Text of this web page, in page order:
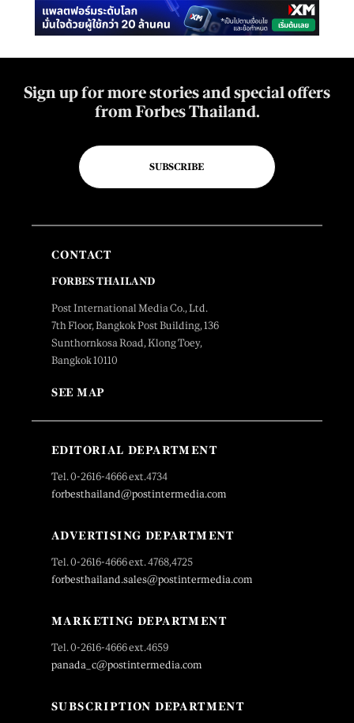
Sign up for more stories and special offers
from Forbes Thailand.
SUBSCRIBE
CONTACT
FORBES THAILAND
Post International Media Co., Ltd.
7th Floor, Bangkok Post Building, 136
Sunthornkosa Road, Klong Toey,
Bangkok 10110
SEE MAP
EDITORIAL DEPARTMENT
Tel. 0-2616-4666 ext.4734
forbesthailand@postintermedia.com
ADVERTISING DEPARTMENT
Tel. 0-2616-4666 ext. 4768,4725
forbesthailand.sales@postintermedia.com
MARKETING DEPARTMENT
Tel. 0-2616-4666 ext.4659
panada_c@postintermedia.com
SUBSCRIPTION DEPARTMENT